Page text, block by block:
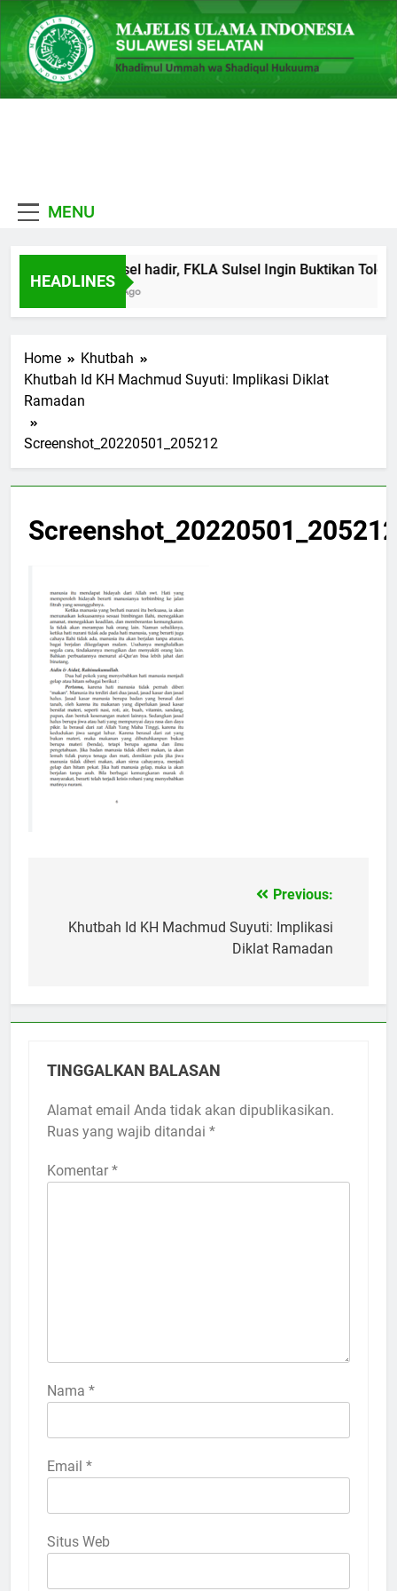
Skip
to
content
MENU
HEADLINES
MUI Sulsel hadir, FKLA Sulsel Ingin Buktikan
1 Minggu Ago
Home
Khutbah
Khutbah Id KH Machmud Suyuti: Implikasi Diklat
Ramadan
Screenshot_20220501_205212
Screenshot_20220501_205212
pos
Previous:
Khutbah Id KH Machmud Suyuti: Implikasi
Diklat Ramadan
TINGGALKAN BALASAN
Alamat email Anda tidak akan dipublikasikan.
Ruas yang wajib ditandai *
Komentar *
Nama *
Email *
Situs Web